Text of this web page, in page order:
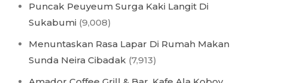
Puncak Peuyeum Surga Kaki Langit Di
Sukabumi (9,008)
Menuntaskan Rasa Lapar Di Rumah Makan
Sunda Neira Cibadak (7,913)